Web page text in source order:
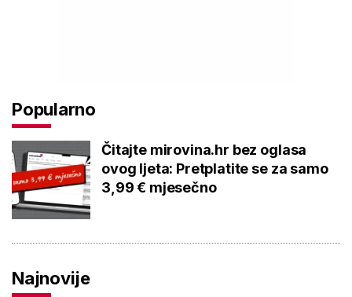
Popularno
Čitajte mirovina.hr bez oglasa
ovog ljeta: Pretplatite se za samo
3,99 € mjesečno
Najnovije